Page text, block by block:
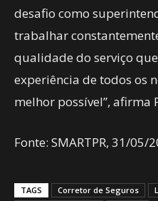
desafio como
trabalhar
qualidade do serviço
experiência de todos os
melhor possível”, afirma
Fonte: SMARTPR, 31/05/
TAGS Corretor de Seguros